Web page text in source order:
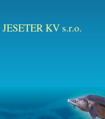
JESETER KV s.r.o.